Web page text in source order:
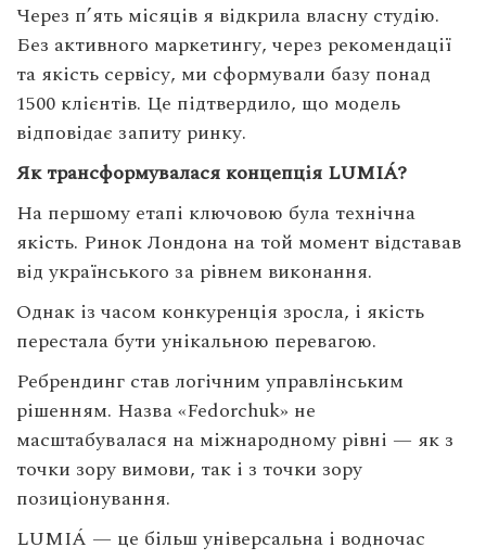
Через п’ять місяців я відкрила власну студію.
Без активного маркетингу, через рекомендації
та якість сервісу, ми сформували базу понад
1500 клієнтів. Це підтвердило, що модель
відповідає запиту ринку.
Як трансформувалася концепція LUMIÁ?
На першому етапі ключовою була технічна
якість. Ринок Лондона на той момент відставав
від українського за рівнем виконання.
Однак із часом конкуренція зросла, і якість
перестала бути унікальною перевагою.
Ребрендинг став логічним управлінським
рішенням. Назва «Fedorchuk» не
масштабувалася на міжнародному рівні — як з
точки зору вимови, так і з точки зору
позиціонування.
LUMIÁ — це більш універсальна і водночас